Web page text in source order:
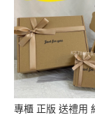
專櫃 正版 送禮用